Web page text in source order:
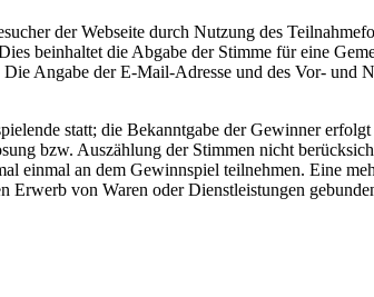
der Webseite durch Nutzung des
beinhaltet die Abgabe der Stimme für eine
Angabe der E-Mail-Adresse und des Vor-
statt; die Bekanntgabe der Gewinner
bzw. Auszählung der Stimmen nicht
einmal an dem Gewinnspiel teilnehmen. Eine
Erwerb von Waren oder Dienstleistungen